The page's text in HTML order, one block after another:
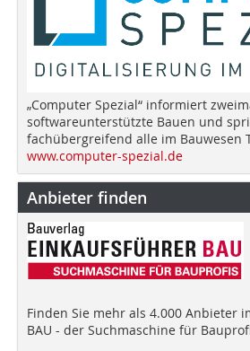
„Computer Spezial“ informiert
softwareunterstützte Bauen und
fachübergreifend alle im Bauwesen
www.computer-spezial.de
Anbieter finden
Finden Sie mehr als 4.000 Anbieter
BAU - der Suchmaschine für